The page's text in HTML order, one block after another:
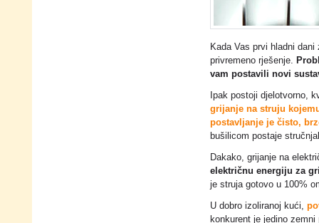
Kada Vas prvi hladni
privremeno rješenje.
vam postavili novi
Ipak postoji djelotvorno,
grijanje na struju
postavljanje je čisto,
bušilicom postaje
Dakako, grijanje na
električnu energiju za
je struja gotovo u 100%
U dobro izoliranoj kući,
konkurent je jedino zemni